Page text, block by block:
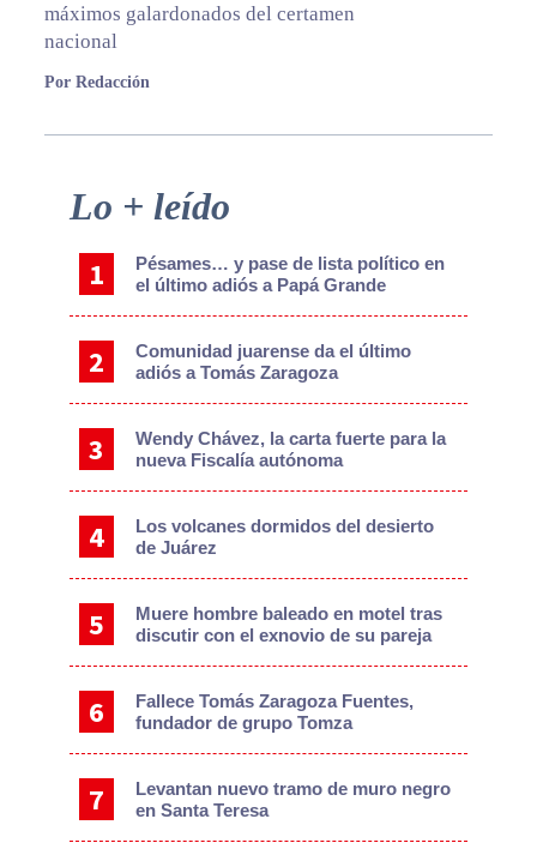
máximos galardonados del certamen
nacional
Por Redacción
Primary
Lo + leído
Pésames… y pase de lista político en
el último adiós a Papá Grande
Comunidad juarense da el último
adiós a Tomás Zaragoza
Wendy Chávez, la carta fuerte para la
nueva Fiscalía autónoma
Los volcanes dormidos del desierto
de Juárez
Muere hombre baleado en motel tras
discutir con el exnovio de su pareja
Fallece Tomás Zaragoza Fuentes,
fundador de grupo Tomza
Levantan nuevo tramo de muro negro
en Santa Teresa